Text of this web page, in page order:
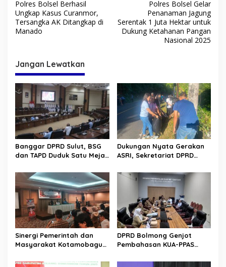
a
v
a
s
i
p
o
s
Polres Bolsel Berhasil
Ungkap Kasus Curanmor,
Tersangka AK Ditangkap di
Manado
Polres Bolsel Gelar
Penanaman Jagung
Serentak 1 Juta Hektar untuk
Dukung Ketahanan Pangan
Nasional 2025
Jangan Lewatkan
Banggar DPRD Sulut, BSG
dan TAPD Duduk Satu Meja.
Rp30 Milyar ke BSG
Dukungan Nyata Gerakan
ASRI, Sekretariat DPRD
Jalan Manado – Tomohon
Sinergi Pemerintah dan
Masyarakat Kotamobagu
Golda Pinontoan
DPRD Bolmong Genjot
Pembahasan KUA-PPAS